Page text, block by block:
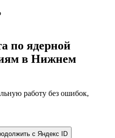
по ядерной
в Нижнем
работу без ошибок,
с Яндекс ID